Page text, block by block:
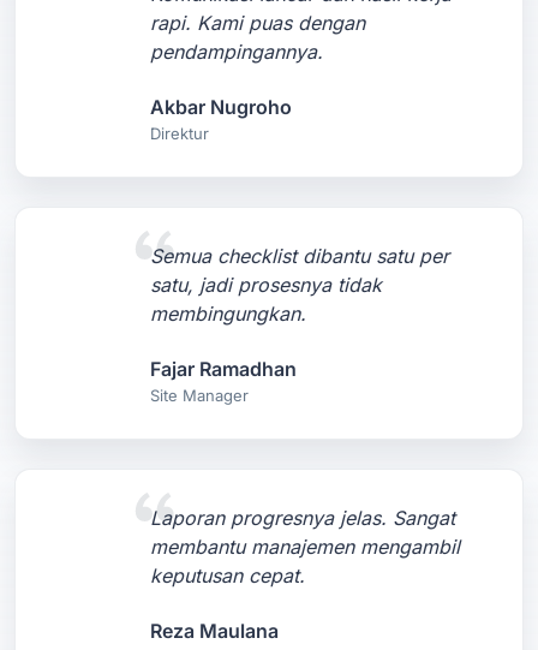
rapi. Kami puas dengan
pendampingannya.
Akbar Nugroho
Direktur
Semua checklist dibantu satu per
satu, jadi prosesnya tidak
membingungkan.
Fajar Ramadhan
Site Manager
Laporan progresnya jelas. Sangat
membantu manajemen mengambil
keputusan cepat.
Reza Maulana